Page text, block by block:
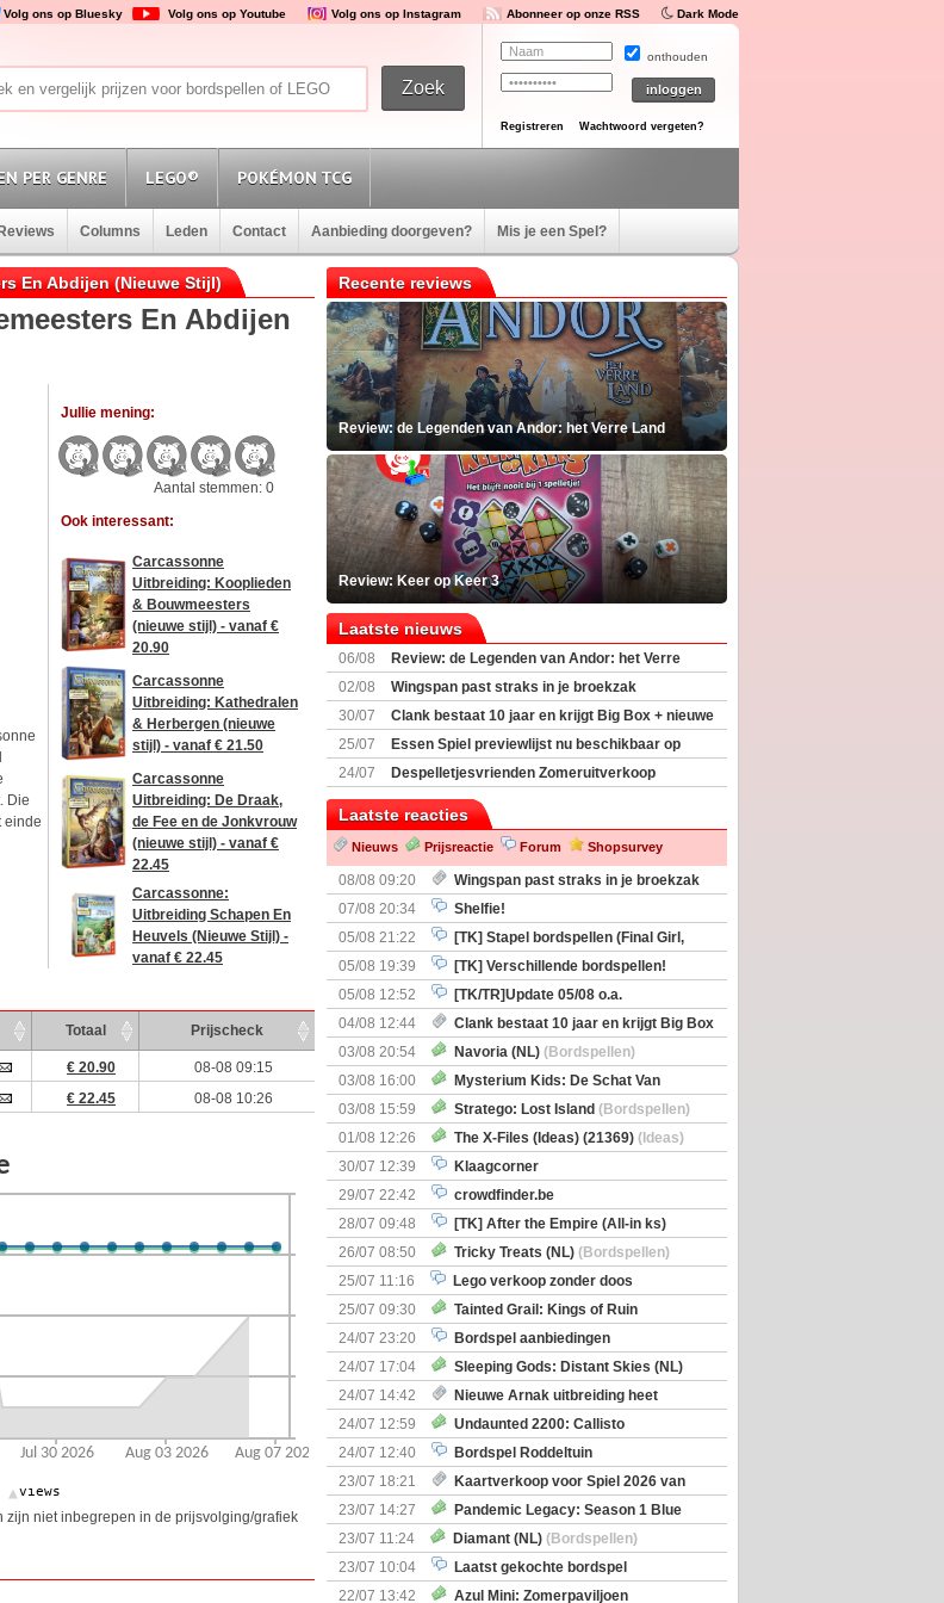
Volg ons op Bluesky Volg ons op Youtube Volg ons op Instagram Abonneer op onze RSS Dark Mode
onthouden
Registreren Wachtwoord vergeten?
PER GENRE LEGO® POKÉMON TCG
Reviews Columns Leden Contact Aanbieding doorgeven? Mis je een Spel?
En Abdijen (Nieuwe Stijl)
En Abdijen
Die
einde
Jullie mening:
Aantal stemmen: 0
Ook interessant:
Carcassonne
Uitbreiding: Kooplieden
& Bouwmeesters
(nieuwe stijl) - vanaf €
20.90
Carcassonne
Uitbreiding: Kathedralen
& Herbergen (nieuwe
stijl) - vanaf € 21.50
Carcassonne
Uitbreiding: De Draak,
de Fee en de Jonkvrouw
(nieuwe stijl) - vanaf €
22.45
Carcassonne:
Uitbreiding Schapen En
Heuvels (Nieuwe Stijl) -
vanaf € 22.45
Totaal Prijscheck
€ 20.90
08-08 09:15
€ 22.45 08-08 10:26
zijn niet inbegrepen in de prijsvolging/grafiek
Recente reviews
Review: de Legenden van Andor: het Verre Land
Review: Keer op Keer 3
Laatste nieuws
06/08
Review: de Legenden van Andor: het Verre
Land
02/08
Wingspan past straks in je broekzak
30/07
Clank bestaat 10 jaar en krijgt Big Box + nieuwe
uitbreiding
25/07
Essen Spiel previewlijst nu beschikbaar op
Boardgamegeek
24/07
Despelletjesvrienden Zomeruitverkoop
Laatste reacties
Nieuws Prijsreactie Forum Shopsurvey
08/08 09:20
Wingspan past straks in je broekzak
07/08 20:34
Shelfie!
05/08 21:22
[TK] Stapel bordspellen (Final Girl,
Nemesis Retaliation, Zombicide Invader)
05/08 19:39
[TK] Verschillende bordspellen!
05/08 12:52
[TK/TR]Update 05/08 o.a.
Prijsverlagingen, Imperium Horizons, 20 Strong
04/08 12:44
Clank bestaat 10 jaar en krijgt Big Box
+ nieuwe uitbreiding
03/08 20:54 Navoria (NL) (Bordspellen)
03/08 16:00
Mysterium Kids: De Schat Van
Kapitein Boe
(Bordspellen)
03/08 15:59 Stratego: Lost Island (Bordspellen)
01/08 12:26
The X-Files (Ideas) (21369) (Ideas)
30/07 12:39
Klaagcorner
29/07 22:42
crowdfinder.be
28/07 09:48
[TK] After the Empire (All-in ks)
26/07 08:50
Tricky Treats (NL) (Bordspellen)
25/07 11:16
Lego verkoop zonder doos
25/07 09:30
Tainted Grail: Kings of Ruin
Uitbreiding: Wyrd Encounters(Bordspellen)
24/07 23:20
Bordspel aanbiedingen
24/07 17:04
Sleeping Gods: Distant Skies (NL)
(Bordspellen)
24/07 14:42
Nieuwe Arnak uitbreiding heet
Surprise Shipments
24/07 12:59
Undaunted 2200: Callisto
(Bordspellen)
24/07 12:40
Bordspel Roddeltuin
23/07 18:21
Kaartverkoop voor Spiel 2026 van
start
23/07 14:27
Pandemic Legacy: Season 1 Blue
(Bordspellen)
23/07 11:24 Diamant (NL) (Bordspellen)
23/07 10:04
Laatst gekochte bordspel
22/07 13:42
Azul Mini: Zomerpaviljoen